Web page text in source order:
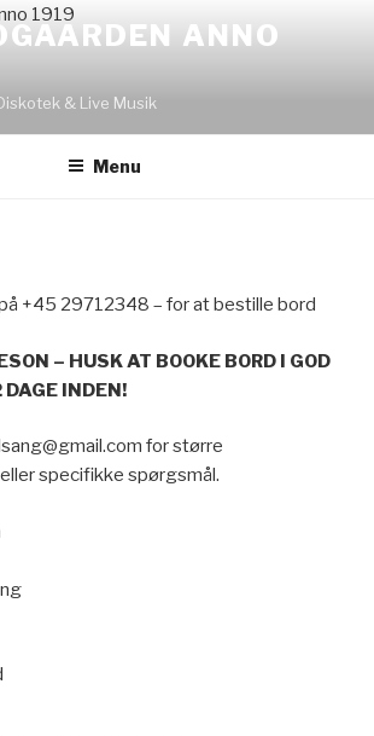
ANNO
& Live Musik
Menu
+45 29712348 – for at bestille bord
– HUSK AT BOOKE BORD I GOD
DAGE INDEN!
for større
specifikke spørgsmål.